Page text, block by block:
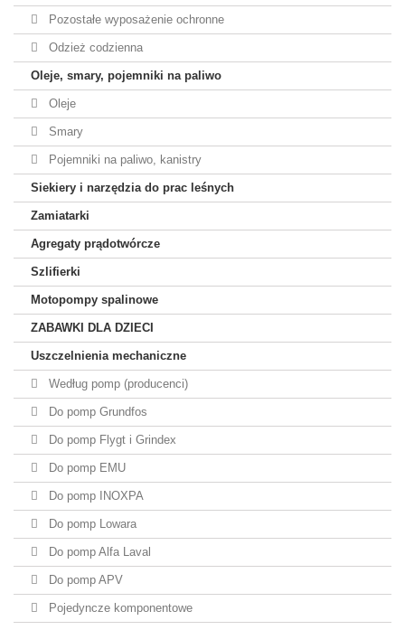
Pozostałe wyposażenie ochronne
Odzież codzienna
Oleje, smary, pojemniki na paliwo
Oleje
Smary
Pojemniki na paliwo, kanistry
Siekiery i narzędzia do prac leśnych
Zamiatarki
Agregaty prądotwórcze
Szlifierki
Motopompy spalinowe
ZABAWKI DLA DZIECI
Uszczelnienia mechaniczne
Według pomp (producenci)
Do pomp Grundfos
Do pomp Flygt i Grindex
Do pomp EMU
Do pomp INOXPA
Do pomp Lowara
Do pomp Alfa Laval
Do pomp APV
Pojedyncze komponentowe